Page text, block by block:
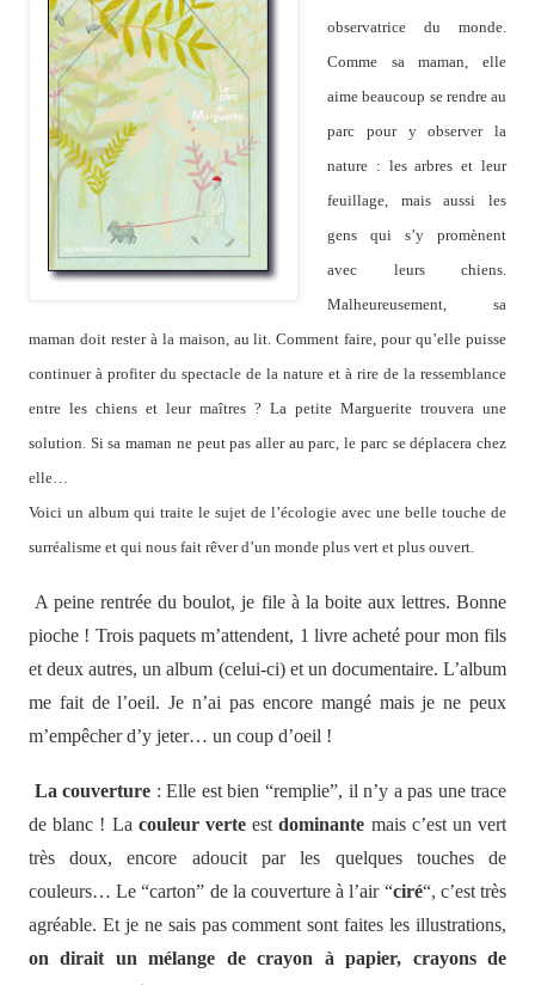
observatrice du monde.
Comme sa maman, elle
aime beaucoup se rendre au
parc pour y observer la
nature : les arbres et leur
feuillage, mais aussi les
gens qui s’y promènent
avec leurs chiens.
Malheureusement, sa
maman doit rester à la maison, au lit. Comment faire, pour qu’elle puisse
continuer à profiter du spectacle de la nature et à rire de la ressemblance
entre les chiens et leur maîtres? La petite Marguerite trouvera une
solution. Si sa maman ne peut pas aller au parc, le parc se déplacera chez
elle…
Voici un album qui traite le sujet de l’écologie avec une belle touche de
surréalisme et qui nous fait rêver d’un monde plus vert et plus ouvert.
A peine rentrée du boulot, je file à la boite aux lettres. Bonne
pioche ! Trois paquets m’attendent, 1 livre acheté pour mon fils
et deux autres, un album (celui-ci) et un documentaire. L’album
me fait de l’oeil. Je n’ai pas encore mangé mais je ne peux
m’empêcher d’y jeter… un coup d’oeil !
La couverture : Elle est bien “remplie”, il n’y a pas une trace
de blanc ! La couleur verteestdominante mais c’est un vert
très doux, encore adoucit par les quelques touches de
couleurs… Le “carton” de la couverture à l’air “ciré“, c’est très
agréable. Et je ne sais pas comment sont faites les illustrations,
on dirait un mélange de crayon à papier, crayons de